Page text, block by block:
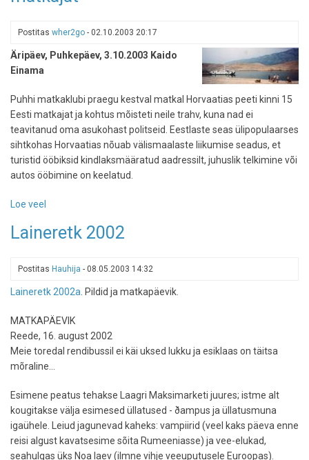
Postitas wher2go - 02.10.2003 20:17
Äripäev, Puhkepäev, 3.10.2003 Kaido
Einama
Puhhi matkaklubi praegu kestval matkal Horvaatias peeti kinni 15
Eesti matkajat ja kohtus mõisteti neile trahv, kuna nad ei
teavitanud oma asukohast politseid. Eestlaste seas ülipopulaarses
sihtkohas Horvaatias nõuab välismaalaste liikumise seadus, et
turistid ööbiksid kindlaksmääratud aadressilt, juhuslik telkimine või
autos ööbimine on keelatud.
Loe veel
peeti
15
matkajat
Laineretk 2002
Postitas Hauhija - 08.05.2003 14:32
Laineretk 2002a . Pildid ja matkapäevik.
MATKAPÄEVIK
Reede, 16. august 2002
Meie toredal rendibussil ei käi uksed lukku ja esiklaas on täitsa
mõraline...
Esimene peatus tehakse Laagri Maksimarketi juures; istme alt
kougitakse välja esimesed üllatused - ðampus ja üllatusmuna
igaühele. Leiud jagunevad kaheks: vampiirid (veel kaks päeva enne
reisi algust kavatsesime sõita Rumeeniasse) ja vee-elukad,
seahulgas üks Noa laev (ilmne vihje veeuputusele Euroopas).